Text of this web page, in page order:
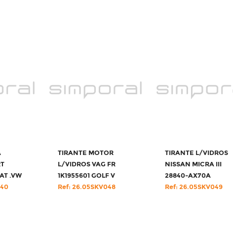
.VW
TIRANTE MOTOR
L/VIDROS VAG FR
1K1955601 GOLF V
Ref: 26.05SKV048
TIRANTE L/VIDROS
NISSAN MICRA III
28840-AX70A
Ref: 26.05SKV049